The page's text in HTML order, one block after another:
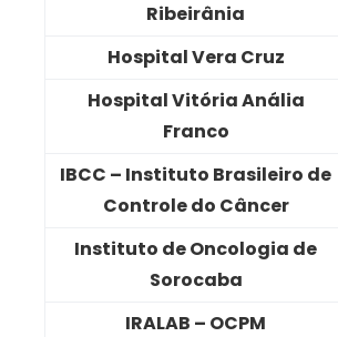
Ribeirânia
Hospital Vera Cruz
Hospital Vitória Anália
Franco
IBCC – Instituto Brasileiro de
Controle do Câncer
Instituto de Oncologia de
Sorocaba
IRALAB – OCPM